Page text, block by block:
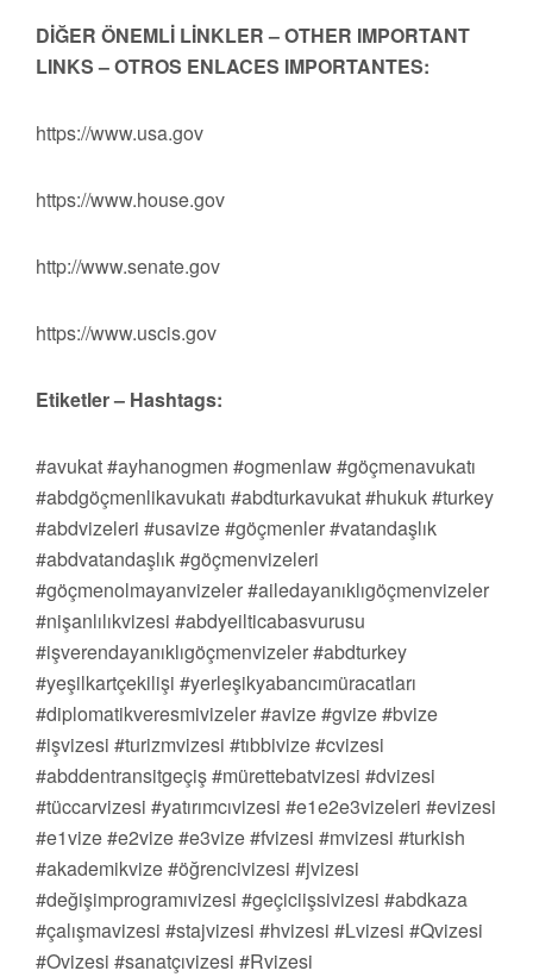
DİĞER ÖNEMLİ LİNKLER – OTHER IMPORTANT
LINKS – OTROS ENLACES IMPORTANTES:
https://www.usa.gov
https://www.house.gov
http://www.senate.gov
https://www.uscis.gov
Etiketler – Hashtags:
#avukat #ayhanogmen #ogmenlaw #göçmenavukatı
#abdgöçmenlikavukatı #abdturkavukat #hukuk #turkey
#abdvizeleri #usavize #göçmenler #vatandaşlık
#abdvatandaşlık #göçmenvizeleri
#göçmenolmayanvizeler #ailedayanıklıgöçmenvizeler
#nişanlılıkvizesi #abdyeilticabasvurusu
#işverendayanıklıgöçmenvizeler #abdturkey
#yeşilkartçekilişi #yerleşikyabancımüracatları
#diplomatikveresmivizeler #avize #gvize #bvize
#işvizesi #turizmvizesi #tıbbivize #cvizesi
#abddentransitgeçiş #mürettebatvizesi #dvizesi
#tüccarvizesi #yatırımcıvizesi #e1e2e3vizeleri #evizesi
#e1vize #e2vize #e3vize #fvizesi #mvizesi #turkish
#akademikvize #öğrencivizesi #jvizesi
#değişimprogramıvizesi #geçiciişsivizesi #abdkaza
#çalışmavizesi #stajvizesi #hvizesi #Lvizesi #Qvizesi
#Ovizesi #sanatçıvizesi #Rvizesi